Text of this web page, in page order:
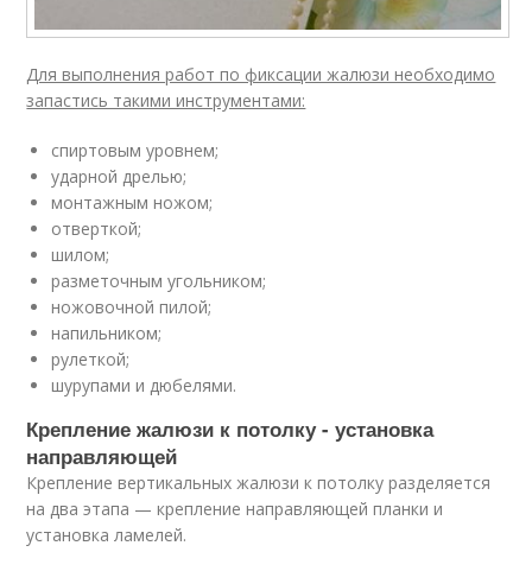
Для выполнения работ по фиксации жалюзи необходимо
запастись такими инструментами:
спиртовым уровнем;
ударной дрелью;
монтажным ножом;
отверткой;
шилом;
разметочным угольником;
ножовочной пилой;
напильником;
рулеткой;
шурупами и дюбелями.
Крепление жалюзи к потолку - установка
направляющей
Крепление вертикальных жалюзи к потолку разделяется
на два этапа — крепление направляющей планки и
установка ламелей.